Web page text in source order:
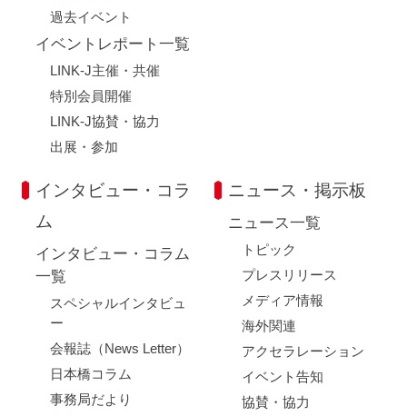
過去イベント
イベントレポート一覧
LINK-J主催・共催
特別会員開催
LINK-J協賛・協力
出展・参加
インタビュー・コラ
ム
インタビュー・コラム
一覧
スペシャルインタビュ
ー
会報誌（News Letter）
日本橋コラム
事務局だより
ニュース・掲示板
ニュース一覧
トピック
プレスリリース
メディア情報
海外関連
アクセラレーション
イベント告知
協賛・協力